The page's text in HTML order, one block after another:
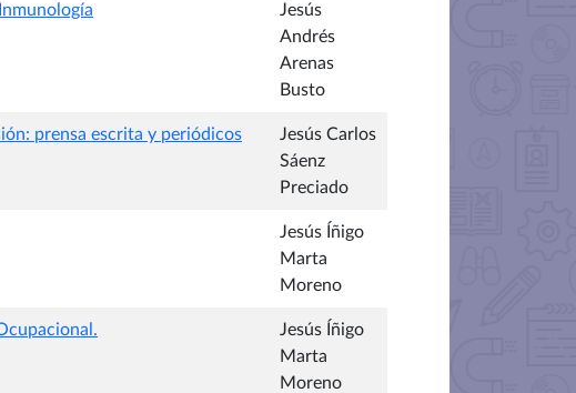
Jesús
Andrés
Arenas
Busto
prensa escrita y periódicos
Jesús Carlos
Sáenz
Preciado
Jesús Íñigo
Marta
Moreno
Jesús Íñigo
Marta
Moreno